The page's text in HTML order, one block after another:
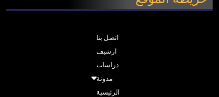
اتصل بنا
ارشيف
دراسات
مدونة
الرئيسية